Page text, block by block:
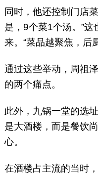
同时，他还控制门店
是，9个菜1个汤。”
来。“菜品越聚焦，后
通过这些举动，周祖
的两个痛点。
此外，九锅一堂的选
是大酒楼，而是餐饮
心。
在酒楼占主流的当时